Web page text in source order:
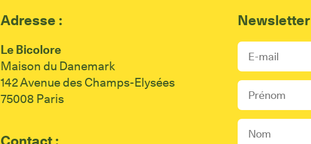
Adresse :
Le Bicolore
Maison du Danemark
142 Avenue des Champs-Elysées
75008 Paris
Newsletter